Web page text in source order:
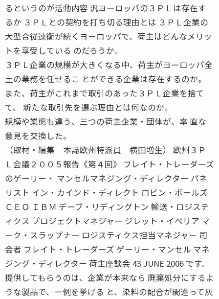
るというのが活動内容 汎ヨーロッパの３ＰＬは存在す
るか ３ＰＬとの契約を打ち切る理由とは ３ＰＬ企業の
大型合従連衡が続くヨーロッパで、荷主はどんなメリッ
トを享受している のだろうか。
３ＰＬ企業の規模が大きくなる中、荷主がヨーロッパ全
土の業務を任せるこ とができる企業は存在するのか。
また、荷主がこれまで取引のあった３ＰＬ企業を捨て
て、 新たな取引先を選ぶ理由とは何なのか。
規模や業態も違う、三つの荷主企業・団体が、率 直な
意見を交換した。
（取材・編集 本誌欧州特派員 横田増生） 欧州３Ｐ
Ｌ会議２００５報告《第４回》 フレイト・トレーダーズ
のゲーリー・ マンセルマネジング・ディレクター パネ
リスト イン・カインド・ディレクト ロビン・ボールズ
ＣＥＯ ＩＢＭ デーブ・リディングトン 輸送・ロジステ
ィクス プロジェクトマネジャー ジレット・イベリア マ
ーク・スラップナー ロジスティクス担当マネジャー 司
会者 フレイト・トレーダーズ ゲーリー・マンセル マネ
ジング・ディレクター 荷主座談会 43 JUNE 2006 です。
提供してもらうのは、企業が本来なら 廃棄処分にするよ
うな製品で、一例を挙げる と、染料の配合が間違って灰